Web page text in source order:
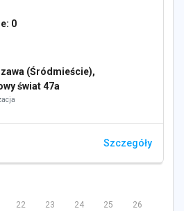
0
(Śródmieście),
świat 47a
Szczegóły
22 23 24 25 26